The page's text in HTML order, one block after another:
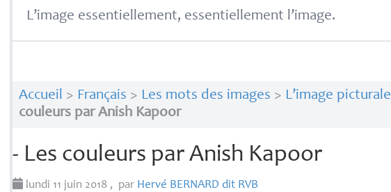
L’image essentiellement, essentiellement l’image.
Accueil > Français > Les mots des images > L’image picturale
couleurs par Anish Kapoor
- Les couleurs par Anish Kapoor
lundi 11 juin 2018 , par Hervé BERNARD dit RVB